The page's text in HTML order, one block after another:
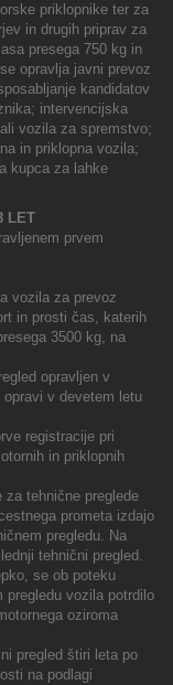
priklopnike ter za
in drugih priprav za
presega 750 kg in
opravlja javni prevoz
kandidatov
intervencijska
vozila za spremstvo;
in priklopna vozila;
kupca za lahke
LET
prvem
vozila za prevoz
in prosti čas, katerih
3500 kg, na
opravljen v
v devetem letu
registracije pri
in priklopnih
za tehnične preglede
prometa izdajo
pregledu. Na
tehnični pregled.
se ob poteku
pregledu vozila potrdilo
oziroma
pregled štiri leta po
na podlagi